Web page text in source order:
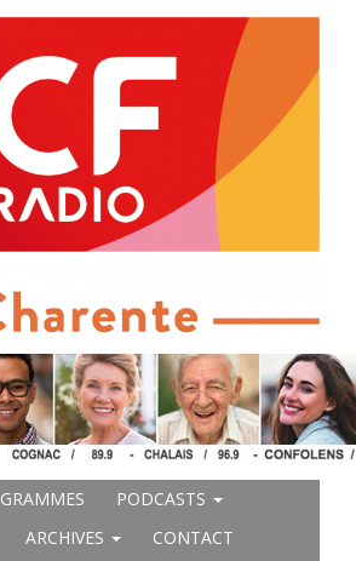
PODCASTS
ARCHIVES
CONTACT